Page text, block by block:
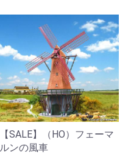
【SALE】（HO）フェーマ
ルンの風車